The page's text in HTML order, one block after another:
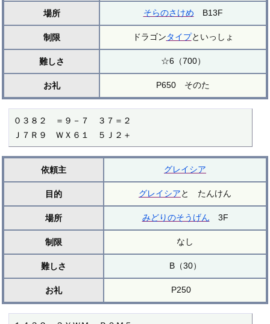
場所 そらのさけめ B13F
制限 ドラゴンタイプといっしょ
難しさ ☆6（700）
お礼 P650 そのた
０３８２　＝９－７　３７＝２
Ｊ７Ｒ９　ＷＸ６１　５Ｊ２＋
依頼主 グレイシア
目的 グレイシアと たんけん
場所 みどりのそうげん 3F
制限 なし
難しさ B（30）
お礼 P250